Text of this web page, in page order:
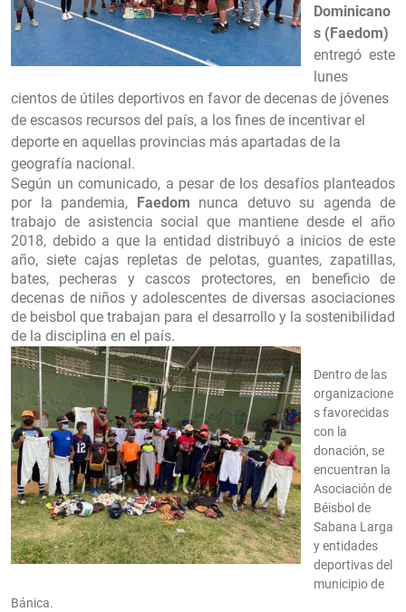
Dominicano
s (Faedom)
entregó este
lunes
cientos de útiles deportivos en favor de decenas de jóvenes
de escasos recursos del país, a los fines de incentivar el
deporte en aquellas provincias más apartadas de la
geografía nacional.
Según un comunicado, a pesar de los desafíos planteados
por la pandemia,
Faedom nunca detuvo su agenda de
trabajo de asistencia social que mantiene desde el año
2018, debido a que la entidad distribuyó a inicios de este
año, siete cajas repletas de pelotas, guantes, zapatillas,
bates, pecheras y cascos protectores, en beneficio de
decenas de niños y adolescentes de diversas asociaciones
de beisbol que trabajan para el desarrollo y la sostenibilidad
de la disciplina en el país.
Dentro de las
organizacione
s favorecidas
con la
donación, se
encuentran la
Asociación de
Béisbol de
Sabana Larga
y entidades
deportivas del
municipio de
Bánica.